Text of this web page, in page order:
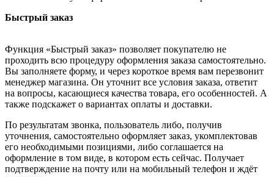
Быстрый заказ
Функция «Быстрый заказ» позволяет покупателю не
проходить всю процедуру оформления заказа самостоятельно.
Вы заполняете форму, и через короткое время вам перезвонит
менеджер магазина. Он уточнит все условия заказа, ответит
на вопросы, касающиеся качества товара, его особенностей. А
также подскажет о вариантах оплаты и доставки.
По результатам звонка, пользователь либо, получив
уточнения, самостоятельно оформляет заказ, укомплектовав
его необходимыми позициями, либо соглашается на
оформление в том виде, в котором есть сейчас. Получает
подтверждение на почту или на мобильный телефон и ждёт